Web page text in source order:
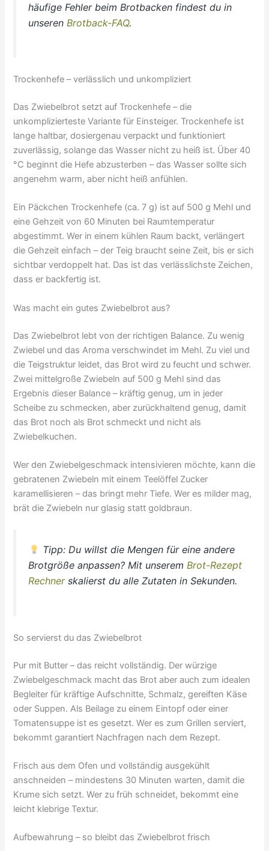
häufige Fehler beim Brotbacken findest du in
unseren Brotback-FAQ.
Trockenhefe – verlässlich und unkompliziert
Das Zwiebelbrot setzt auf Trockenhefe – die
unkomplizierteste Variante für Einsteiger. Trockenhefe ist
lange haltbar, dosiergenau verpackt und funktioniert
zuverlässig, solange das Wasser nicht zu heiß ist. Über 40
°C beginnt die Hefe abzusterben – das Wasser sollte sich
angenehm warm, aber nicht heiß anfühlen.
Ein Päckchen Trockenhefe (ca. 7 g) ist auf 500 g Mehl und
eine Gehzeit von 60 Minuten bei Raumtemperatur
abgestimmt. Wer in einem kühlen Raum backt, verlängert
die Gehzeit einfach – der Teig braucht seine Zeit, bis er sich
sichtbar verdoppelt hat. Das ist das verlässlichste Zeichen,
dass er backfertig ist.
Was macht ein gutes Zwiebelbrot aus?
Das Zwiebelbrot lebt von der richtigen Balance. Zu wenig
Zwiebel und das Aroma verschwindet im Mehl. Zu viel und
die Teigstruktur leidet, das Brot wird zu feucht und schwer.
Zwei mittelgroße Zwiebeln auf 500 g Mehl sind das
Ergebnis dieser Balance – kräftig genug, um in jeder
Scheibe zu schmecken, aber zurückhaltend genug, damit
das Brot noch als Brot schmeckt und nicht als
Zwiebelkuchen.
Wer den Zwiebelgeschmack intensivieren möchte, kann die
gebratenen Zwiebeln mit einem Teelöffel Zucker
karamellisieren – das bringt mehr Tiefe. Wer es milder mag,
brät die Zwiebeln nur glasig statt goldbraun.
Tipp: Du willst die Mengen für eine andere
Brotgröße anpassen? Mit unseremBrot-Rezept
Rechnerskalierst du alle Zutaten in Sekunden.
So servierst du das Zwiebelbrot
Pur mit Butter – das reicht vollständig. Der würzige
Zwiebelgeschmack macht das Brot aber auch zum idealen
Begleiter für kräftige Aufschnitte, Schmalz, gereiften Käse
oder Suppen. Als Beilage zu einem Eintopf oder einer
Tomatensuppe ist es gesetzt. Wer es zum Grillen serviert,
bekommt garantiert Nachfragen nach dem Rezept.
Frisch aus dem Ofen und vollständig ausgekühlt
anschneiden – mindestens 30 Minuten warten, damit die
Krume sich setzt. Wer zu früh schneidet, bekommt eine
leicht klebrige Textur.
Aufbewahrung – so bleibt das Zwiebelbrot frisch